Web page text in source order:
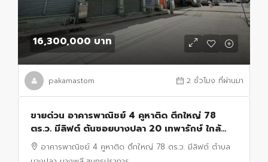
16,300,000 บาท
pakamastom 2 ชั่วโมง ที่ผ่านมา
ขายด่วน อาคารพาณิชย์ 4 คูหาติด ตึกใหญ่ 78
ตร.ว. มีลิฟต์ ต้นซอยบางปลา 20 เทพารักษ์ ใกล้
ตลาดบางพลีซิตี้ ตำบลบางปลา
บางพลี,สมุทรปราการ
อาคารพาณิชย์ 4 คูหาติด ตึกใหญ่ 78 ตร.ว. มีลิฟต์ ตำบล